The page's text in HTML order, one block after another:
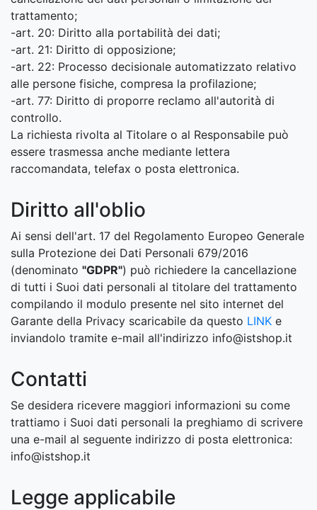
trattamento;
-art. 20: Diritto alla portabilità dei dati;
-art. 21: Diritto di opposizione;
-art. 22: Processo decisionale automatizzato relativo
alle persone fisiche, compresa la profilazione;
-art. 77: Diritto di proporre reclamo all'autorità di
controllo.
La richiesta rivolta al Titolare o al Responsabile può
essere trasmessa anche mediante lettera
raccomandata, telefax o posta elettronica.
Diritto all'oblio
Ai sensi dell'art. 17 del Regolamento Europeo Generale
sulla Protezione dei Dati Personali 679/2016
(denominato "GDPR") può richiedere la cancellazione
di tutti i Suoi dati personali al titolare del trattamento
compilando il modulo presente nel sito internet del
Garante della Privacy scaricabile da questo LINK e
inviandolo tramite e-mail all'indirizzo info@istshop.it
Contatti
Se desidera ricevere maggiori informazioni su come
trattiamo i Suoi dati personali la preghiamo di scrivere
una e-mail al seguente indirizzo di posta elettronica:
info@istshop.it
Legge applicabile